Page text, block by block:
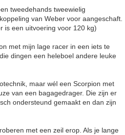
tweedehands tweewielig
van Weber voor aangeschaft.
is een uitvoering voor 120 kg)
met mijn lage racer in een iets te
dingen een heleboel andere leuke
maar wél een Scorpion met
van een bagagedrager. Die zijn er
ondersteund gemaakt en dan zijn
met een zeil erop. Als je lange